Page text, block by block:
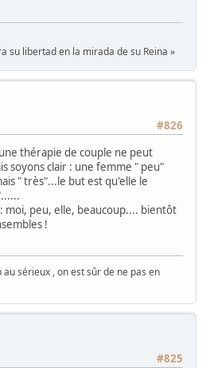
su libertad en la mirada de su Reina »
#826
thérapie de couple ne peut
soyons clair : une femme " peu"
" très"...le but est qu'elle le
moi, peu, elle, beaucoup.... bientôt
!
sérieux , on est sûr de ne pas en
#825